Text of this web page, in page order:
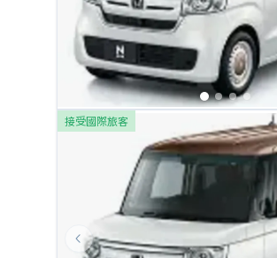
接受國際旅客
Previous slide